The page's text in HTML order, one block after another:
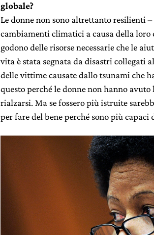
globale?
Le donne non sono altrettanto resilienti
cambiamenti climatici a causa della loro
godono delle risorse necessarie che le
vita è stata segnata da disastri collegati
delle vittime causate dallo tsunami che
questo perché le donne non hanno
rialzarsi. Ma se fossero più istruite
per fare del bene perché sono più capaci